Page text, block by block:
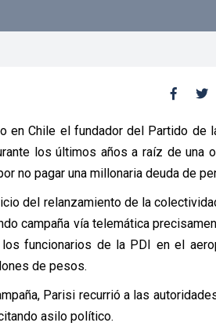
en Chile el fundador del Partido de
los últimos años a raíz de una
no pagar una millonaria deuda de
del relanzamiento de la
campaña vía telemática
funcionarios de la PDI en el
de pesos.
Parisi recurrió a las
asilo político.